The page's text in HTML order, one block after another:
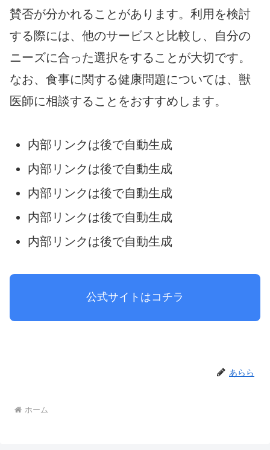
賛否が分かれることがあります。利用を検討
する際には、他のサービスと比較し、自分の
ニーズに合った選択をすることが大切です。
なお、食事に関する健康問題については、獣
医師に相談することをおすすめします。
内部リンクは後で自動生成
内部リンクは後で自動生成
内部リンクは後で自動生成
内部リンクは後で自動生成
内部リンクは後で自動生成
公式サイトはコチラ
あらら
ホーム